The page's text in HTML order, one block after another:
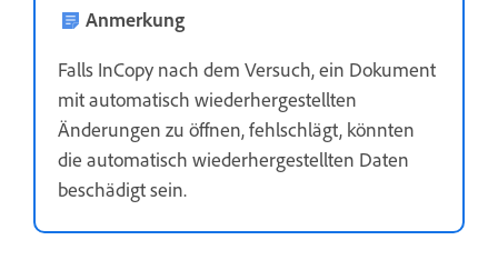
Anmerkung
Falls InCopy nach dem Versuch, ein Dokument
mit automatisch wiederhergestellten
Änderungen zu öffnen, fehlschlägt, könnten
die automatisch wiederhergestellten Daten
beschädigt sein.